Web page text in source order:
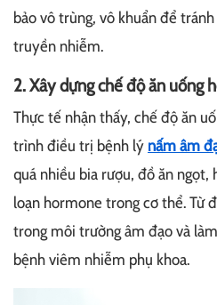
bảo vô trùng, vô khuẩn để
truyền nhiễm.
2. Xây dựng chế độ ăn uống
Thực tế nhận thấy, chế độ ăn
trình điều trị bệnh lý nấm âm
quá nhiều bia rượu, đồ ăn
loạn hormone trong cơ thể. Từ
trong môi trường âm đạo và
bệnh viêm nhiễm phụ khoa.